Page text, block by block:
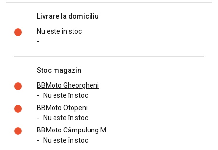
Livrare la domiciliu
Nu este în stoc
-
Stoc magazin
BBMoto Gheorgheni
- Nu este în stoc
BBMoto Otopeni
- Nu este în stoc
BBMoto Câmpulung M.
- Nu este în stoc